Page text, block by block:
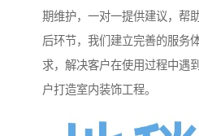
期维护，一对一提供建议，帮
后环节，我们建立完善的服务
求，解决客户在使用过程中遇
户打造室内装饰工程。